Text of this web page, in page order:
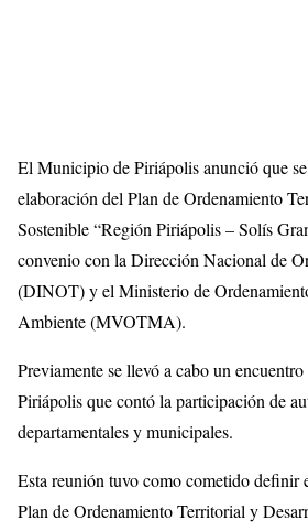
El Municipio de Piriápolis anunció que
elaboración del Plan de Ordenamiento
Sostenible “Región Piriápolis – Solís
convenio con la Dirección Nacional de
(DINOT) y el Ministerio de
Ambiente (MVOTMA).
Previamente se llevó a cabo un
Piriápolis que contó la participación de
departamentales y municipales.
Esta reunión tuvo como cometido definir
Plan de Ordenamiento Territorial y